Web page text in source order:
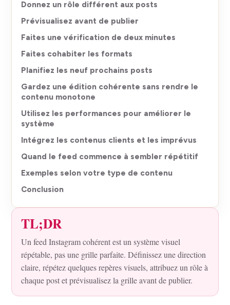
TL;DR
Un feed Instagram cohérent est un système visuel
répétable, pas une grille parfaite. Définissez une direction
claire, répétez quelques repères visuels, attribuez un rôle à
chaque post et prévisualisez la grille avant de publier.
Donnez un rôle différent aux posts
Prévisualisez avant de publier
Faites une vérification de deux minutes
Faites cohabiter les formats
Planifiez les neuf prochains posts
Gardez une édition cohérente sans rendre le
contenu monotone
Utilisez les performances pour améliorer le
système
Intégrez les contenus clients et les imprévus
Quand le feed commence à sembler répétitif
Exemples selon votre type de contenu
Conclusion